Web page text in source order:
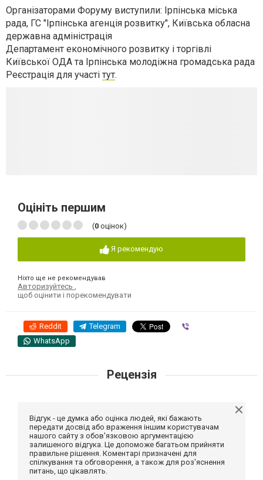
Організаторами Форуму виступили: Ірпінська міська
рада, ГС "Ірпінська агенція розвитку", Київська обласна
державна адміністрація
Департамент економічного розвитку і торгівлі
Київської ОДА та Ірпінська молодіжна громадська рада
Реєстрація для участі тут.
Оцініть першим
(0 оцінок)
Я рекомендую
Ніхто ще не рекомендував
Авторизуйтесь
щоб оцінити і порекомендувати
Reddit Telegram
WhatsApp
Рецензія
Відгук - це думка або оцінка людей, які бажають
передати досвід або враження іншим користувачам
нашого сайту з обов'язковою аргументацією
залишеного відгука. Це допоможе багатьом прийняти
правильне рішення. Коментарі призначені для
спілкування та обговорення, а також для роз'яснення
питань, що цікавлять.